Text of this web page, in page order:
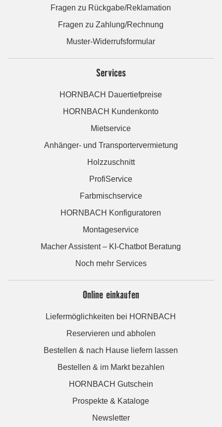
Fragen zu Rückgabe/Reklamation
Fragen zu Zahlung/Rechnung
Muster-Widerrufsformular
Services
HORNBACH Dauertiefpreise
HORNBACH Kundenkonto
Mietservice
Anhänger- und Transportervermietung
Holzzuschnitt
ProfiService
Farbmischservice
HORNBACH Konfiguratoren
Montageservice
Macher Assistent – KI-Chatbot Beratung
Noch mehr Services
Online einkaufen
Liefermöglichkeiten bei HORNBACH
Reservieren und abholen
Bestellen & nach Hause liefern lassen
Bestellen & im Markt bezahlen
HORNBACH Gutschein
Prospekte & Kataloge
Newsletter